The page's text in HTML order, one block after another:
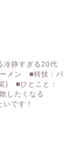
冷静すぎる20代
メン ■特技：パ
) ■ひとこと：
したくなる
です！